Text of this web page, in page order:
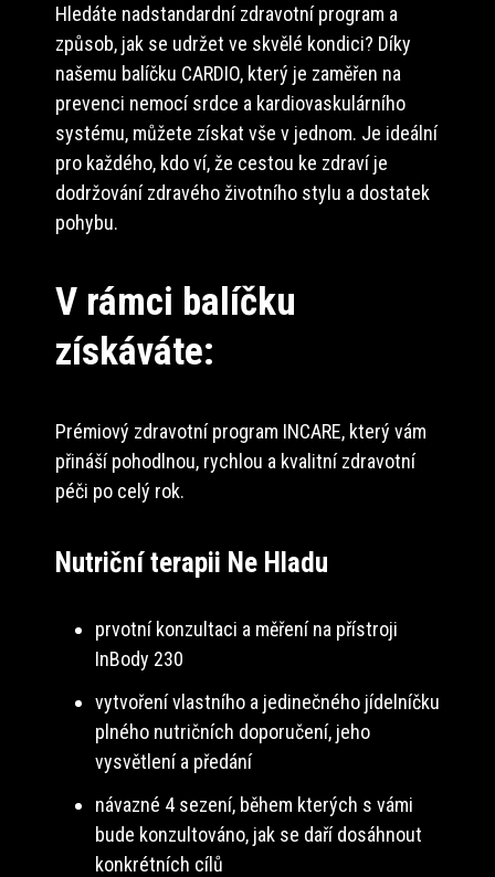
Hledáte nadstandardní zdravotní program a
způsob, jak se udržet ve skvělé kondici? Díky
našemu balíčku CARDIO, který je zaměřen na
prevenci nemocí srdce a kardiovaskulárního
systému, můžete získat vše v jednom. Je ideální
pro každého, kdo ví, že cestou ke zdraví je
dodržování zdravého životního stylu a dostatek
pohybu.
V rámci balíčku
získáváte:
Prémiový zdravotní program INCARE, který vám
přináší pohodlnou, rychlou a kvalitní zdravotní
péči po celý rok.
Nutriční terapii Ne Hladu
prvotní konzultaci a měření na přístroji
InBody 230
vytvoření vlastního a jedinečného jídelníčku
plného nutričních doporučení, jeho
vysvětlení a předání
návazné 4 sezení, během kterých s vámi
bude konzultováno, jak se daří dosáhnout
konkrétních cílů